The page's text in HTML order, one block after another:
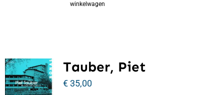
winkelwagen
Tauber, Piet
€35,00